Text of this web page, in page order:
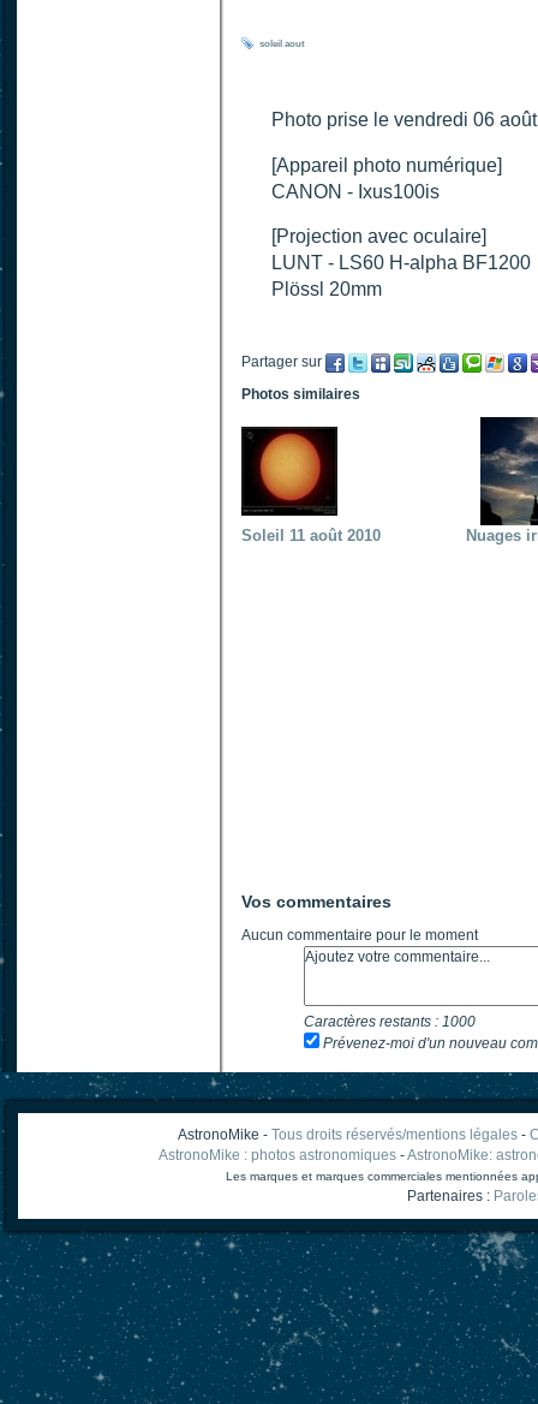
soleil aout
Photo prise le vendredi 06
[Appareil photo numérique]
CANON - Ixus100is
[Projection avec oculaire]
LUNT - LS60 H-alpha BF1200
Plössl 20mm
Partager sur
Photos similaires
Soleil 11 août 2010 Nuages
Vos commentaires
Aucun commentaire pour le moment
Caractères restants : 1000
Prévenez-moi d'un nouveau
AstronoMike - Tous droits réservés/mentions légales-
AstronoMike : photos astronomiques -AstronoMike:
Les marques et marques commerciales mentionnées
Partenaires :